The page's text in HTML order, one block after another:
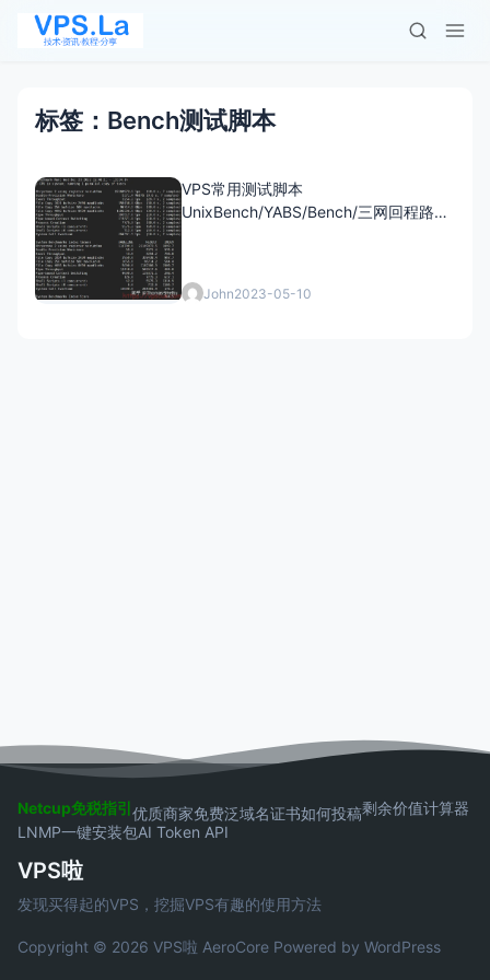
标签：Bench测试脚本
VPS常用测试脚本
UnixBench/YABS/Bench/三网回程路由
John2023-05-10
Netcup免税指引优质商家免费泛域名证书如何投稿剩余价值计算器
LNMP一键安装包AI Token API
VPS啦
发现买得起的VPS，挖掘VPS有趣的使用方法
Copyright © 2026 VPS啦 AeroCore Powered by WordPress